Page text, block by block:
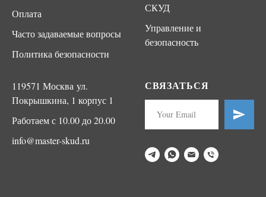
Оплата
Часто задаваемые вопросы
Политика безопасности
СКУД
Управление и
безопасность
119571 Москва ул.
Покрышкина, 1 корпус 1
Работаем с 10.00 до 20.00
info@master-skud.ru
СВЯЗАТЬСЯ